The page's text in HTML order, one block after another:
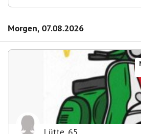
Morgen, 07.08.2026